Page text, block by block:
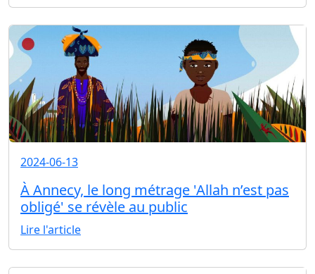
2024-06-13
À Annecy, le long métrage 'Allah n’est pas
obligé' se révèle au public
Lire l'article